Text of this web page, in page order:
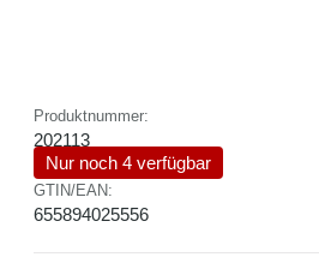
Produktnummer:
202113
Nur noch 4 verfügbar
GTIN/EAN:
655894025556